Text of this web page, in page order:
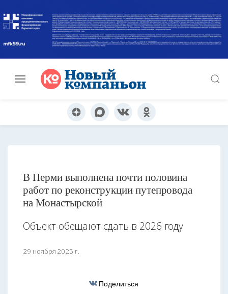
В Перми выполнена почти половина
работ по реконструкции путепровода
на Монастырской
Объект обещают сдать в 2026 году
29 ноября 2025 г.
Поделиться